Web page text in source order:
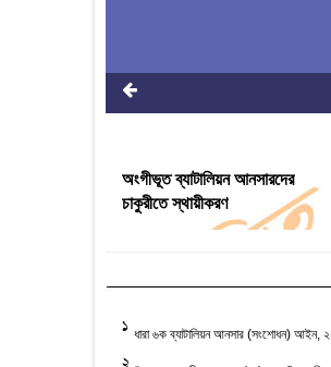
অংগীভূত ব্যাটালিয়ন আনসারদের
চাকুরীতে স্থায়ীকরণ
1 ধারা ৬ক ব্যাটালিয়ন আনসার (সংশোধন)